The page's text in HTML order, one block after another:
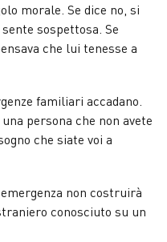
morale. Se dice no, si
sospettosa. Se
che lui tenesse a
familiari accadano.
persona che non avete
che siate voi a
non costruirà
conosciuto su un